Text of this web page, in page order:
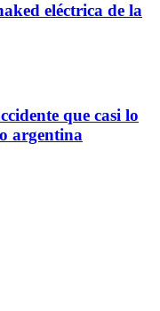
eléctrica de la
que casi lo
argentina